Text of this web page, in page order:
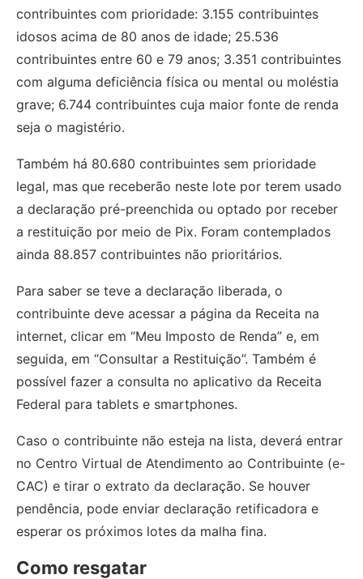
contribuintes com prioridade: 3.155 contribuintes
idosos acima de 80 anos de idade; 25.536
contribuintes entre 60 e 79 anos; 3.351 contribuintes
com alguma deficiência física ou mental ou moléstia
grave; 6.744 contribuintes cuja maior fonte de renda
seja o magistério.
Também há 80.680 contribuintes sem prioridade
legal, mas que receberão neste lote por terem usado
a declaração pré-preenchida ou optado por receber
a restituição por meio de Pix. Foram contemplados
ainda 88.857 contribuintes não prioritários.
Para saber se teve a declaração liberada, o
contribuinte deve acessar a página da Receita na
internet, clicar em “Meu Imposto de Renda” e, em
seguida, em “Consultar a Restituição”. Também é
possível fazer a consulta no aplicativo da Receita
Federal para tablets e smartphones.
Caso o contribuinte não esteja na lista, deverá entrar
no Centro Virtual de Atendimento ao Contribuinte (e-
CAC) e tirar o extrato da declaração. Se houver
pendência, pode enviar declaração retificadora e
esperar os próximos lotes da malha fina.
Como resgatar